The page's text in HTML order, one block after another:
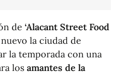
de ‘Alacant Street Food
la ciudad de
la temporada con una
los amantes de la